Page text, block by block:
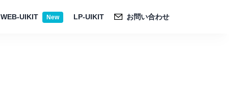
WEB-UIKIT New LP-UIKIT お問い合わせ